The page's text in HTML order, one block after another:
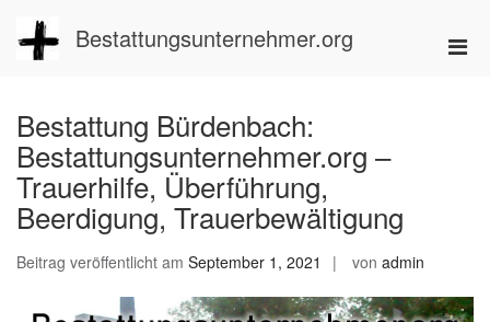
Inhalt
springen
Bestattungsunternehmer.org
Bestattung Bürdenbach:
Bestattungsunternehmer.org –
Trauerhilfe, Überführung,
Beerdigung, Trauerbewältigung
Beitrag veröffentlicht am September 1, 2021 von admin